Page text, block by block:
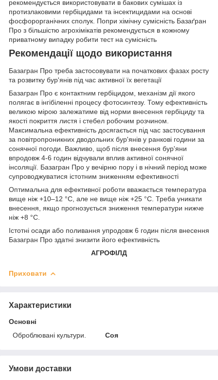
рекомендується використовувати в бакових сумішах із
протизлаковими гербіцидами та інсектицидами на основі
фосфорорганічних сполук. Попри хімічну сумісність Базаґран
Про з більшістю агрохімікатів рекомендується в кожному
приватному випадку робити тест на сумісність
Рекомендації щодо використання
Базагран Про треба застосовувати на початкових фазах росту
та розвитку бур'янів під час активної їх вегетації
Базагран Про є контактним гербіцидом, механізм дії якого
полягає в інгібіленні процесу фотосинтезу. Тому ефективність
великою мірою залежатиме від норми внесення гербіциду та
якості покриття листя і стебел робочим розчином.
Максимальна ефективність досягається під час застосування
за повітропроникних дводольних бур'янів у ранкові години за
сонячної погоди. Важливо, щоб після внесення бур'яни
впродовж 4-6 годин відчували вплив активної сонячної
інсоляції. Базагран Про у вечірню пору і в нічний період може
супроводжуватися істотним зниженням ефективності
Оптимальна для ефективної роботи вважається температура
вище ніж +10–12 °C, але не вище ніж +25 °C. Треба уникати
внесення, якщо прогнозується зниження температури нижче
ніж +8 °C.
Істотні осади або поливання упродовж 6 годин після внесення
Базагран Про здатні знизити його ефективність
АГРОФІЛД
Приховати
Характеристики
Основні
Оброблювані культури.
Соя
Умови доставки